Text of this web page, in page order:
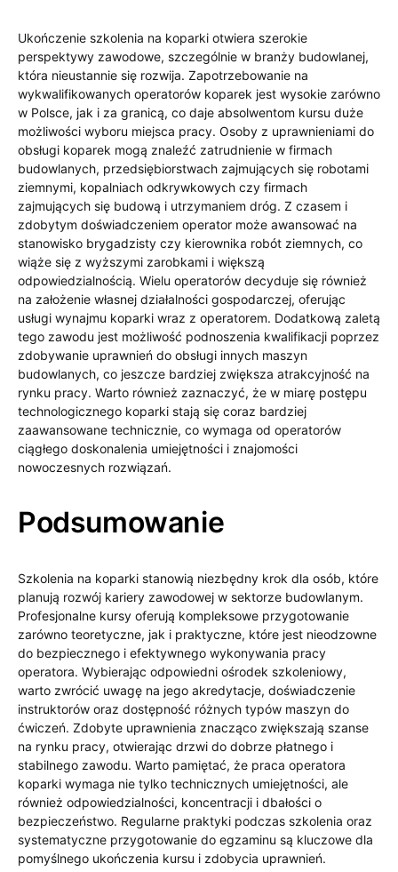
Ukończenie szkolenia na koparki otwiera szerokie
perspektywy zawodowe, szczególnie w branży budowlanej,
która nieustannie się rozwija. Zapotrzebowanie na
wykwalifikowanych operatorów koparek jest wysokie zarówno
w Polsce, jak i za granicą, co daje absolwentom kursu duże
możliwości wyboru miejsca pracy. Osoby z uprawnieniami do
obsługi koparek mogą znaleźć zatrudnienie w firmach
budowlanych, przedsiębiorstwach zajmujących się robotami
ziemnymi, kopalniach odkrywkowych czy firmach
zajmujących się budową i utrzymaniem dróg. Z czasem i
zdobytym doświadczeniem operator może awansować na
stanowisko brygadzisty czy kierownika robót ziemnych, co
wiąże się z wyższymi zarobkami i większą
odpowiedzialnością. Wielu operatorów decyduje się również
na założenie własnej działalności gospodarczej, oferując
usługi wynajmu koparki wraz z operatorem. Dodatkową zaletą
tego zawodu jest możliwość podnoszenia kwalifikacji poprzez
zdobywanie uprawnień do obsługi innych maszyn
budowlanych, co jeszcze bardziej zwiększa atrakcyjność na
rynku pracy. Warto również zaznaczyć, że w miarę postępu
technologicznego koparki stają się coraz bardziej
zaawansowane technicznie, co wymaga od operatorów
ciągłego doskonalenia umiejętności i znajomości
nowoczesnych rozwiązań.
Podsumowanie
Szkolenia na koparki stanowią niezbędny krok dla osób, które
planują rozwój kariery zawodowej w sektorze budowlanym.
Profesjonalne kursy oferują kompleksowe przygotowanie
zarówno teoretyczne, jak i praktyczne, które jest nieodzowne
do bezpiecznego i efektywnego wykonywania pracy
operatora. Wybierając odpowiedni ośrodek szkoleniowy,
warto zwrócić uwagę na jego akredytacje, doświadczenie
instruktorów oraz dostępność różnych typów maszyn do
ćwiczeń. Zdobyte uprawnienia znacząco zwiększają szanse
na rynku pracy, otwierając drzwi do dobrze płatnego i
stabilnego zawodu. Warto pamiętać, że praca operatora
koparki wymaga nie tylko technicznych umiejętności, ale
również odpowiedzialności, koncentracji i dbałości o
bezpieczeństwo. Regularne praktyki podczas szkolenia oraz
systematyczne przygotowanie do egzaminu są kluczowe dla
pomyślnego ukończenia kursu i zdobycia uprawnień.